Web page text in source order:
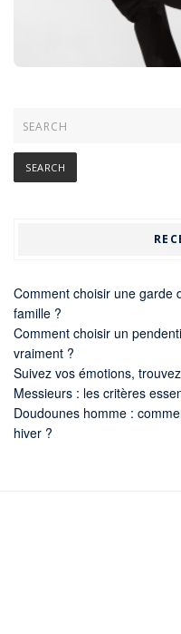
Comment choisir une garde
famille ?
Comment choisir un
vraiment ?
Suivez vos émotions,
Messieurs : les critères
Doudounes homme :
hiver ?